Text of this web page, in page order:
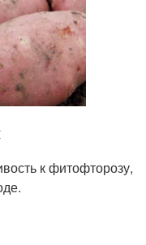
к фитофторозу,